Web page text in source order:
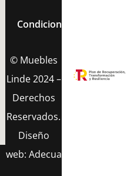
Condiciones Generales
© Muebles
Linde 2024 –
Derechos
Reservados.
Diseño
web: Adecua